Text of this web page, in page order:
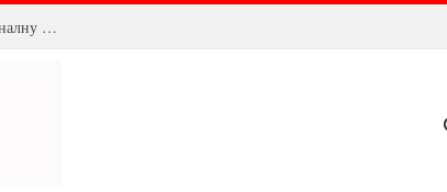
Смањен притисак воде у Пожаревцу. Апел грађанима на рационалну потрошњу